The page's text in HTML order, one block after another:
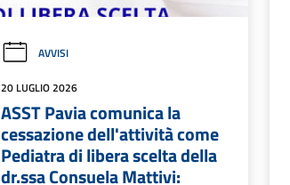
AVVISI
20 LUGLIO 2026
ASST Pavia comunica la
cessazione dell'attività come
Pediatra di libera scelta della
dr.ssa Consuela Mattivi: